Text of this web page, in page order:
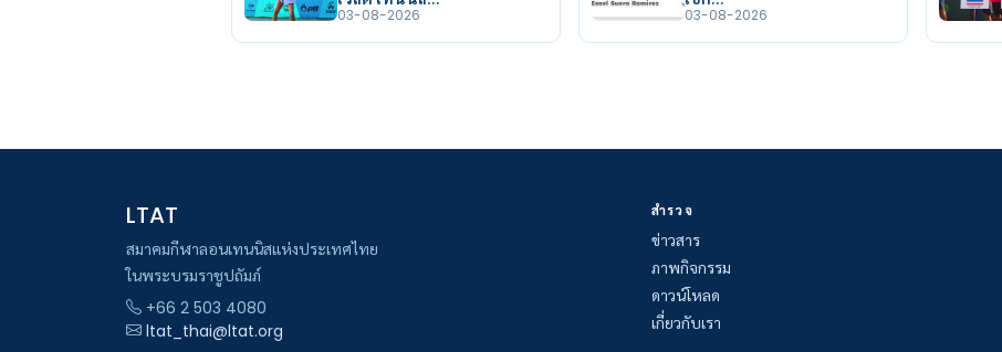
03-08-2026 03-08-2026
LTAT
สมาคมกีฬาลอนเทนนิสแห่งประเทศไทย
ในพระบรมราชูปถัมภ์
+66 2 503 4080
ltat_thai@ltat.org
สำรวจ
ข่าวสาร
ภาพกิจกรรม
ดาวน์โหลด
เกี่ยวกับเรา